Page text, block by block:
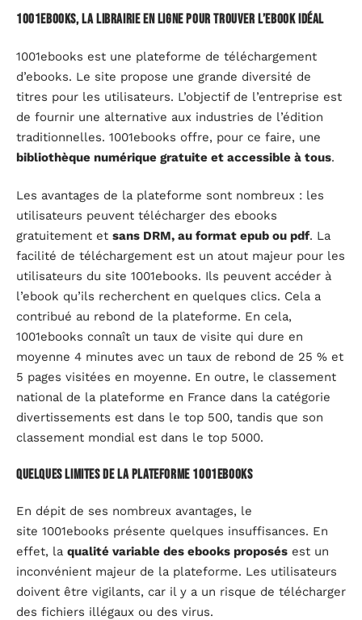
1001ebooks, la librairie en ligne pour trouver l’ebook idéal
1001ebooks est une plateforme de téléchargement
d’ebooks. Le site propose une grande diversité de
titres pour les utilisateurs. L’objectif de l’entreprise est
de fournir une alternative aux industries de l’édition
traditionnelles. 1001ebooks offre, pour ce faire, une
bibliothèque numérique gratuite et accessible à tous.
Les avantages de la plateforme sont nombreux : les
utilisateurs peuvent télécharger des ebooks
gratuitement et sans DRM, au format epub ou pdf. La
facilité de téléchargement est un atout majeur pour les
utilisateurs du site 1001ebooks. Ils peuvent accéder à
l’ebook qu’ils recherchent en quelques clics. Cela a
contribué au rebond de la plateforme. En cela,
1001ebooks connaît un taux de visite qui dure en
moyenne 4 minutes avec un taux de rebond de 25 % et
5 pages visitées en moyenne. En outre, le classement
national de la plateforme en France dans la catégorie
divertissements est dans le top 500, tandis que son
classement mondial est dans le top 5000.
Quelques limites de la plateforme 1001ebooks
En dépit de ses nombreux avantages, le
site 1001ebooks présente quelques insuffisances. En
effet, la qualité variable des ebooks proposés est un
inconvénient majeur de la plateforme. Les utilisateurs
doivent être vigilants, car il y a un risque de télécharger
des fichiers illégaux ou des virus.